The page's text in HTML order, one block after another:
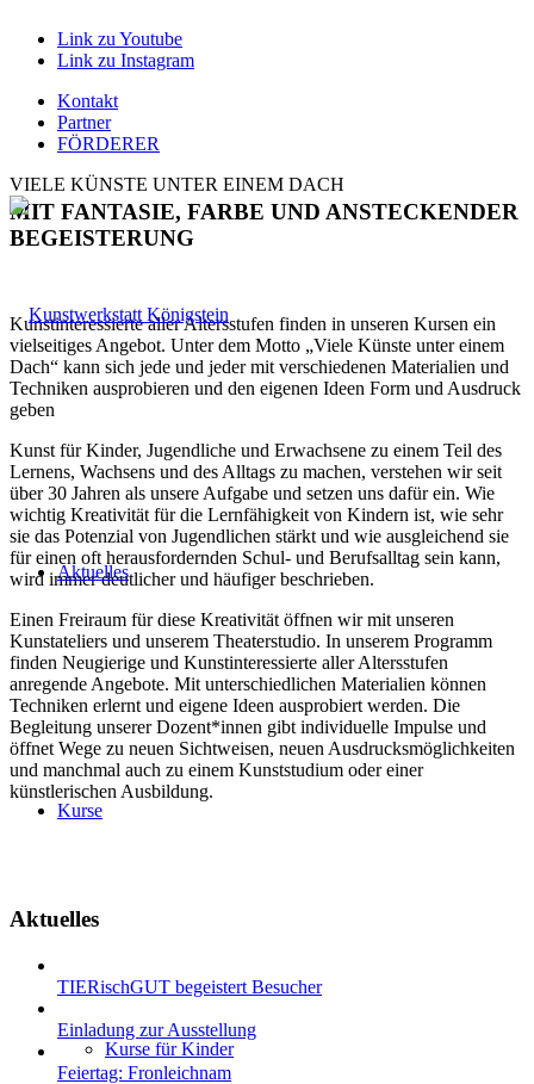
Link zu Youtube
Link zu Instagram
Kontakt
Partner
FÖRDERER
VIELE KÜNSTE UNTER EINEM DACH
Aktuelles
Kurse
Kurse für Kinder
MIT FANTASIE, FARBE UND ANSTECKENDER
BEGEISTERUNG
Kunstinteressierte aller Altersstufen finden in unseren Kursen ein
vielseitiges Angebot. Unter dem Motto „Viele Künste unter einem
Dach“ kann sich jede und jeder mit verschiedenen Materialien und
Techniken ausprobieren und den eigenen Ideen Form und Ausdruck
geben
Kunst für Kinder, Jugendliche und Erwachsene zu einem Teil des
Lernens, Wachsens und des Alltags zu machen, verstehen wir seit
über 30 Jahren als unsere Aufgabe und setzen uns dafür ein. Wie
wichtig Kreativität für die Lernfähigkeit von Kindern ist, wie sehr
sie das Potenzial von Jugendlichen stärkt und wie ausgleichend sie
für einen oft herausfordernden Schul- und Berufsalltag sein kann,
wird immer deutlicher und häufiger beschrieben.
Einen Freiraum für diese Kreativität öffnen wir mit unseren
Kunstateliers und unserem Theaterstudio. In unserem Programm
finden Neugierige und Kunstinteressierte aller Altersstufen
anregende Angebote. Mit unterschiedlichen Materialien können
Techniken erlernt und eigene Ideen ausprobiert werden. Die
Begleitung unserer Dozent*innen gibt individuelle Impulse und
öffnet Wege zu neuen Sichtweisen, neuen Ausdrucksmöglichkeiten
und manchmal auch zu einem Kunststudium oder einer
künstlerischen Ausbildung.
Aktuelles
TIERischGUT begeistert Besucher
Einladung zur Ausstellung
Feiertag: Fronleichnam